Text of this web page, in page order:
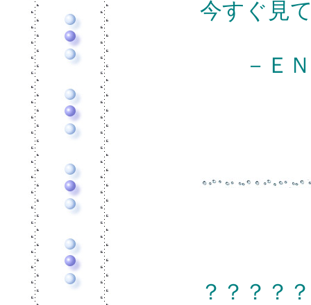
今すぐ見
－ＥＮ
？？？？？